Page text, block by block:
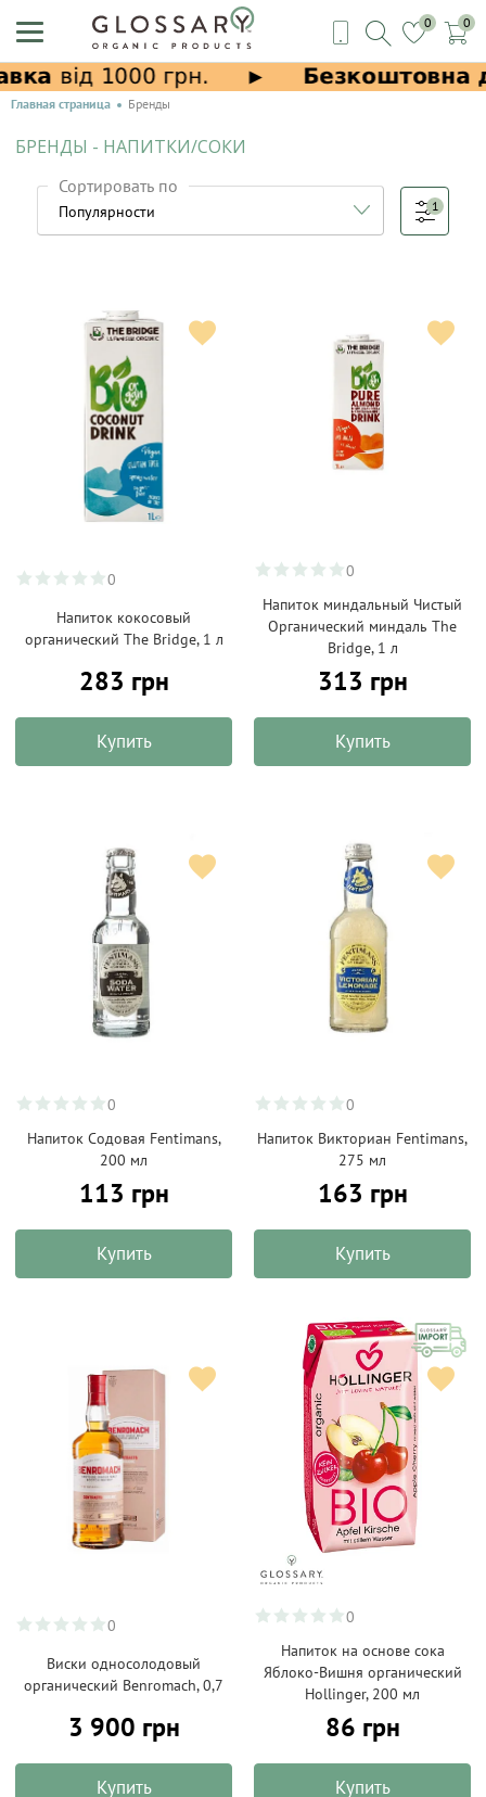
0 0
Главная страница Бренды
БРЕНДЫ - НАПИТКИ/СОКИ
Сортировать по
1
0
Напиток кокосовый
органический The Bridge, 1 л
283 грн
Купить
0
Напиток миндальный Чистый
Органический миндаль The
Bridge, 1 л
313 грн
Купить
0
Напиток Содовая Fentimans,
200 мл
113 грн
Купить
0
Напиток Викториан Fentimans,
275 мл
163 грн
Купить
0
Виски односолодовый
органический Benromach, 0,7
3 900 грн
Купить
0
Напиток на основе сока
Яблоко-Вишня органический
Hollinger, 200 мл
86 грн
Купить